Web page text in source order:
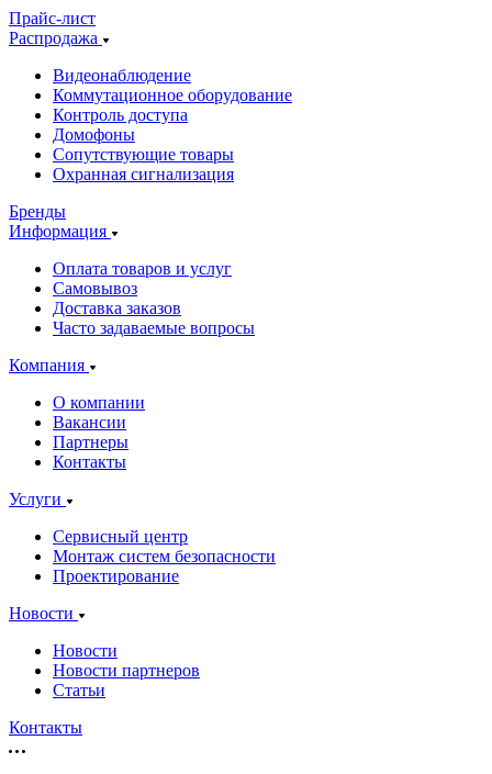
Прайс-лист
Распродажа
Видеонаблюдение
Коммутационное оборудование
Контроль доступа
Домофоны
Сопутствующие товары
Охранная сигнализация
Бренды
Информация
Оплата товаров и услуг
Самовывоз
Доставка заказов
Часто задаваемые вопросы
Компания
О компании
Вакансии
Партнеры
Контакты
Услуги
Сервисный центр
Монтаж систем безопасности
Проектирование
Новости
Новости
Новости партнеров
Статьи
Контакты